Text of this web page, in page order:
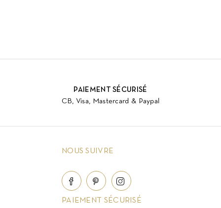
PAIEMENT SÉCURISÉ
CB, Visa, Mastercard & Paypal
NOUS SUIVRE
PAIEMENT SÉCURISÉ